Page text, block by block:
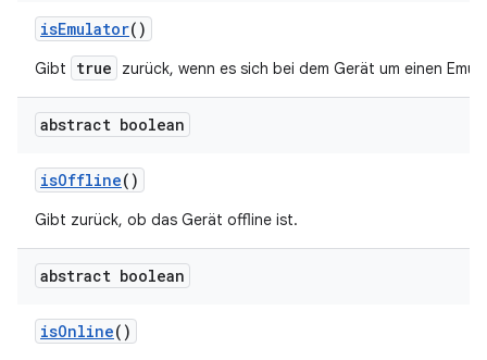
isEmulator()
Gibt true zurück, wenn es sich bei dem Gerät um einen
abstract boolean
isOffline()
Gibt zurück, ob das Gerät offline ist.
abstract boolean
isOnline()